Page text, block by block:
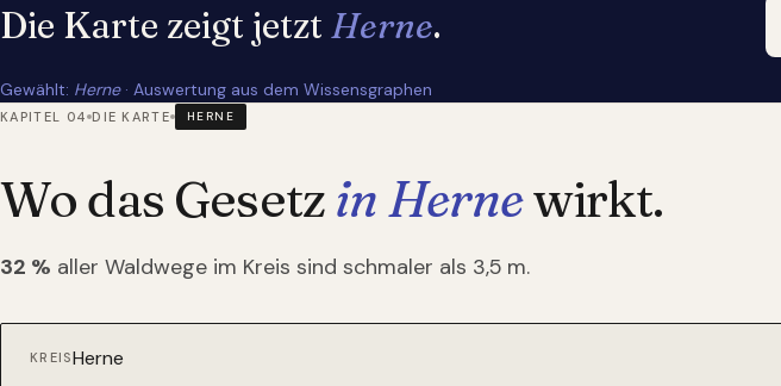
Die Karte zeigt jetzt Herne.
Gewählt: Herne· Auswertung aus dem Wissensgraphen
KAPITEL 04 DIE KARTE HERNE
Wo das Gesetzin Hernewirkt.
32 % aller Waldwege im Kreis sind schmaler als 3,5 m.
KREIS